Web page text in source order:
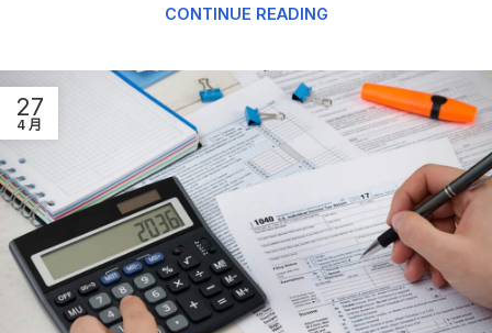
CONTINUE READING
27
4 月